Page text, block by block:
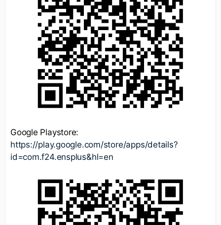
Google Playstore:
https://play.google.com/store/apps/details?
id=com.f24.ensplus&hl=en